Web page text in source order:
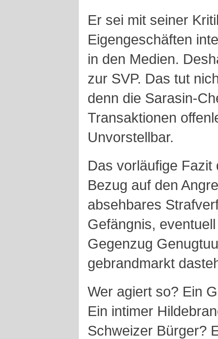
Er sei mit seiner
Eigengeschäften
in den Medien.
zur SVP. Das tut
denn die Sarasin-
Transaktionen
Unvorstellbar.
Das vorläufige
Bezug auf den
absehbares
Gefängnis,
Gegenzug
gebrandmarkt
Wer agiert so? Ein
Ein intimer
Schweizer Bürger?